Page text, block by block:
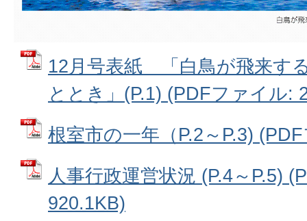
12月号表紙 「白鳥が飛来す
ととき」(P.1) (PDFファイル:
根室市の一年（P.2～P.3)
人事行政運営状況 (P.4～P.5)
920.1KB)